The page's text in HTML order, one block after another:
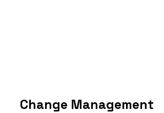
Change Management